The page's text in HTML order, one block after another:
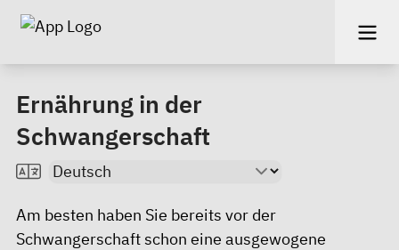
Ernährung in der
Schwangerschaft
Am besten haben Sie bereits vor der
Schwangerschaft schon eine ausgewogene